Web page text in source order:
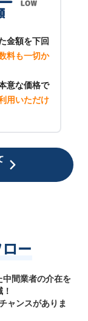
金額を下回
料も一切か
意な価格で
用いただけ
ー
中間業者の介在を
ャンスがありま